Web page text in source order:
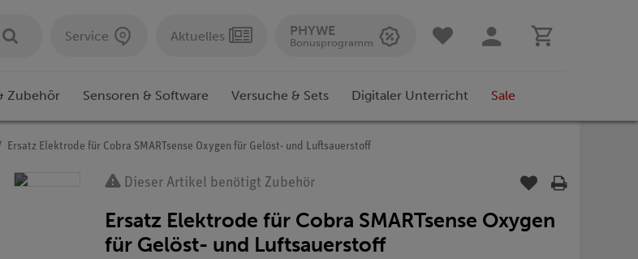
Service Aktuelles PHYWE
Bonusprogramm
Zubehör Sensoren & Software Versuche & Sets Digitaler Unterricht Sale
Ersatz Elektrode für Cobra SMARTsense Oxygen für Gelöst- und Luftsauerstoff
Dieser Artikel benötigt Zubehör
Ersatz Elektrode für Cobra SMARTsense Oxygen
für Gelöst- und Luftsauerstoff